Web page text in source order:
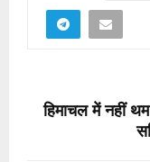
हिमाचल में नहीं